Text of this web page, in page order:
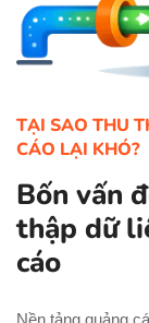
TẠI SAO THU
CÁO LẠI KHÓ?
Bốn vấn
thập dữ
cáo
Nền tảng quảng